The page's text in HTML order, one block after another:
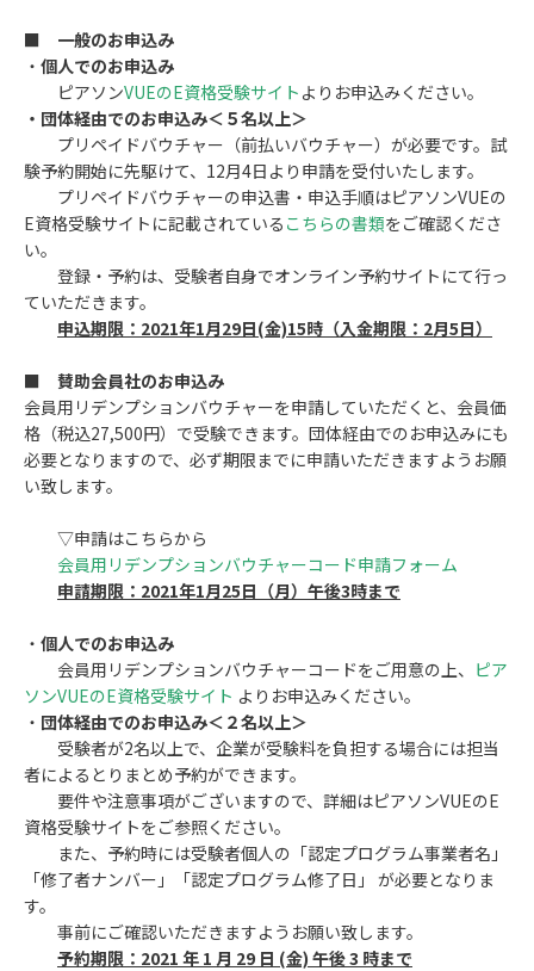
■ 一般のお申込み
・ 個人でのお申込み
ピアソンVUEのE資格受験サイト よりお申込みください。
・団体経由でのお申込み＜５名以上＞
プリペイドバウチャー（前払いバウチャー）が必要です。試
験予約開始に先駆けて、12月4日より申請を受付いたします。
プリペイドバウチャーの申込書・申込手順はピアソンVUEの
E資格受験サイトに記載されている こちらの書類をご確認くださ
い。
登録・予約は、受験者自身でオンライン予約サイトにて行っ
ていただきます。
申込期限：2021年1月29日(金)15時（入金期限：2月5日）
■ 賛助会員社のお申込み
会員用リデンプションバウチャーを申請していただくと、会員価
格（税込27,500円）で受験できます。団体経由でのお申込みにも
必要となりますので、必ず期限までに申請いただきますようお願
い致します。
▽申請はこちらから
会員用リデンプションバウチャーコード申請フォーム
申請期限：2021年1月25日（月）午後3時まで
・ 個人でのお申込み
会員用リデンプションバウチャーコードをご用意の上、 ピア
ソンVUEのE資格受験サイト よりお申込みください。
・ 団体経由でのお申込み＜２名以上＞
受験者が2名以上で、企業が受験料を負担する場合には担当
者によるとりまとめ予約ができます。
要件や注意事項がございますので、詳細はピアソンVUEのE
資格受験サイトをご参照ください。
また、予約時には受験者個人の「認定プログラム事業者名」
「修了者ナンバー」「認定プログラム修了日」 が必要となりま
す。
事前にご確認いただきますようお願い致します。
予約期限：2021 年 1 月 29 日 (金) 午後 3 時まで